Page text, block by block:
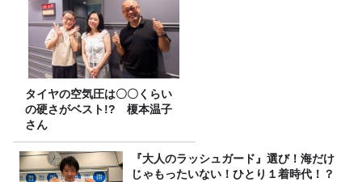
タイヤの空気圧は〇〇くらい
の硬さがベスト!? 榎本温子
さん
『大人のラッシュガード』選び！海だけ
じゃもったいない！ひとり１着時代！？